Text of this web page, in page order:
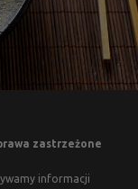
zastrzeżone
informacji